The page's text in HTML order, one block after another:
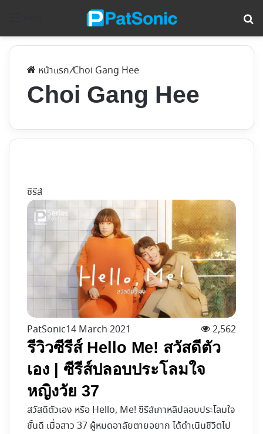
หน้าแรก/Choi Gang Hee
Choi Gang Hee
ซีรีส์
PatSonic14 March 2021 2,562
รีวิวซีรีส์ Hello Me! สวัสดีตัว
เอง | ซีรีส์ปลอบประโลมใจ
หญิงวัย 37
สวัสดีตัวเอง หรือ Hello, Me! ซีรีส์เกาหลีปลอบประโลมใจ
ชั้นดี เมื่อสาว 37 ผู้หมดอาลัยตายอยาก ได้ดำเนินชีวิตไป